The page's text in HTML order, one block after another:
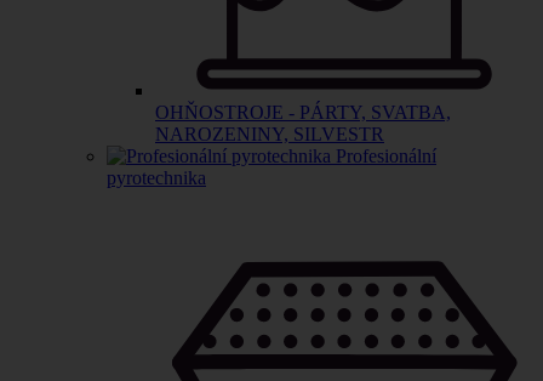
OHŇOSTROJE - PÁRTY, SVATBA,
NAROZENINY, SILVESTR
Profesionální
pyrotechnika